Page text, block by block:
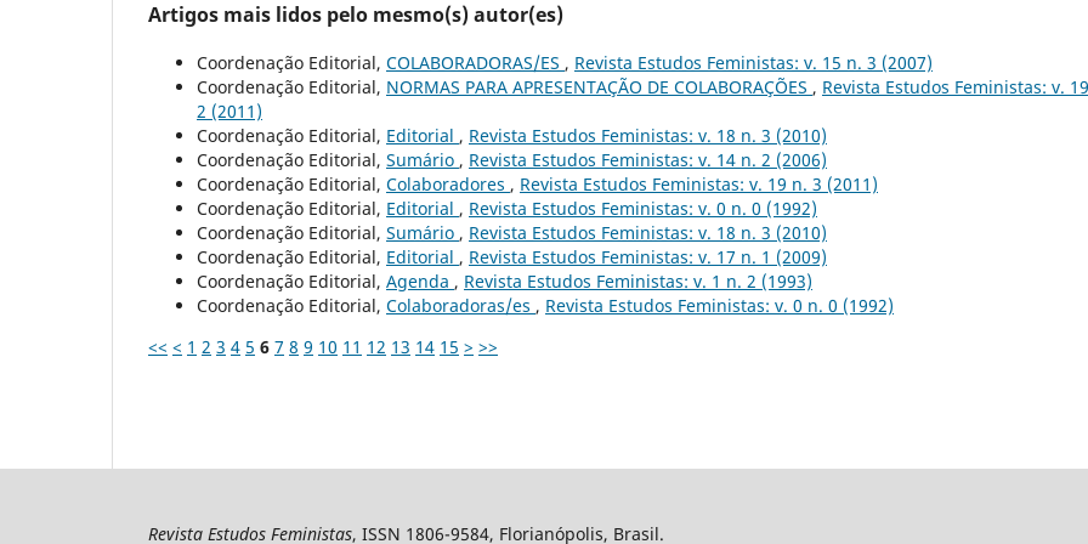
Artigos mais lidos pelo mesmo(s) autor(es)
Coordenação Editorial, COLABORADORAS/ES , Revista Estudos Feministas: v. 15 n. 3 (2007)
Coordenação Editorial, NORMAS PARA APRESENTAÇÃO DE COLABORAÇÕES , Revista Estudos Feministas: v.
2 (2011)
Coordenação Editorial, Editorial , Revista Estudos Feministas: v. 18 n. 3 (2010)
Coordenação Editorial, Sumário , Revista Estudos Feministas: v. 14 n. 2 (2006)
Coordenação Editorial, Colaboradores , Revista Estudos Feministas: v. 19 n. 3 (2011)
Coordenação Editorial, Editorial , Revista Estudos Feministas: v. 0 n. 0 (1992)
Coordenação Editorial, Sumário , Revista Estudos Feministas: v. 18 n. 3 (2010)
Coordenação Editorial, Editorial , Revista Estudos Feministas: v. 17 n. 1 (2009)
Coordenação Editorial, Agenda , Revista Estudos Feministas: v. 1 n. 2 (1993)
Coordenação Editorial, Colaboradoras/es , Revista Estudos Feministas: v. 0 n. 0 (1992)
<< < 1 2 3 4 5 6 7 8 9 10 11 12 13 14 15 > >>
Revista Estudos Feministas, ISSN 1806-9584, Florianópolis, Brasil.